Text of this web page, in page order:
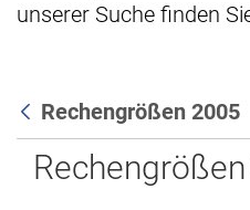
unserer Suche finden
Zurück
Rechengrößen 2005